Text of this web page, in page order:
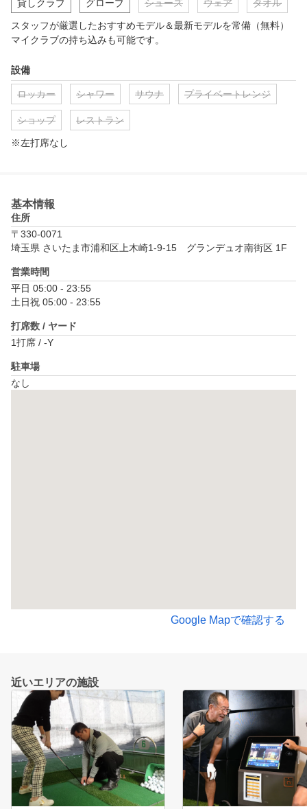
貸しクラブ グローブ シューズ ウェア タオル
スタッフが厳選したおすすめモデル＆最新モデルを常備（無料）
マイクラブの持ち込みも可能です。
設備
ロッカー シャワー サウナ プライベートレンジ
ショップ レストラン
※左打席なし
基本情報
住所
〒330-0071
埼玉県 さいたま市浦和区上木崎1-9-15　グランデュオ南街区 1F
営業時間
平日 05:00 - 23:55
土日祝 05:00 - 23:55
打席数 / ヤード
1打席 / -Y
駐車場
なし
Google Mapで確認する
近いエリアの施設